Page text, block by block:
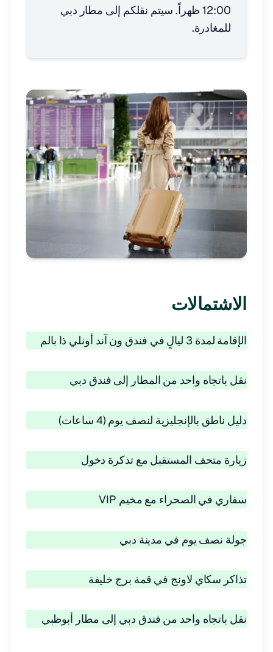
12:00 ظهراً. سيتم نقلكم إلى مطار دبي
للمغادرة.
الاشتمالات
الإقامة لمدة 3 ليالٍ في فندق ون آند أونلي ذا بالم
نقل باتجاه واحد من المطار إلى فندق دبي
دليل ناطق بالإنجليزية لنصف يوم (4 ساعات)
زيارة متحف المستقبل مع تذكرة دخول
سفاري في الصحراء مع مخيم VIP
جولة نصف يوم في مدينة دبي
تذاكر سكاي لاونج في قمة برج خليفة
نقل باتجاه واحد من فندق دبي إلى مطار أبوظبي